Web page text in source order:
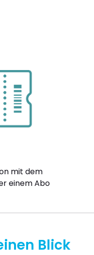
mit dem
einem Abo
Blick